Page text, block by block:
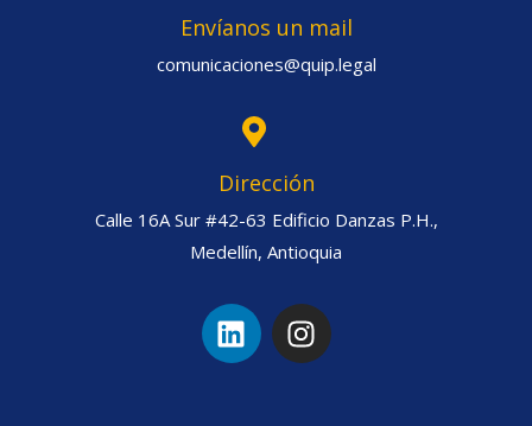
Envíanos un mail
comunicaciones@quip.legal
Dirección
Calle 16A Sur #42-63 Edificio Danzas P.H.,
Medellín, Antioquia